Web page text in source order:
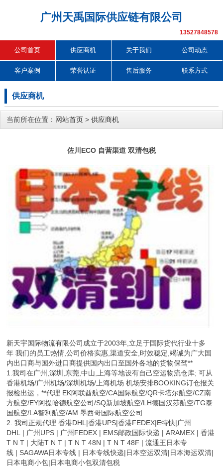
广州天禹国际供应链有限公司
13527848578
公司首页 供应商机 关于我们 公司动态
客户案例 荣誉认证 售后服务 联系方式
供应商机
当前所在位置： 网站首页 > 供应商机
佐川ECO 自营渠道 双清包税
新天宇国际物流有限公司成立于2003年,立足于国际货代行业十多
年 我们的员工热情,公司价格实惠,渠道安全,时效稳定,竭诚为广大国
内出口商与国外进口商提供国内出口至国外各地的货物保驾**
1.我司在广州,深圳,东莞,中山,上海等地设有自己空运物流仓库; 可从
香港机场/广州机场/深圳机场/上海机场 机场安排BOOKING订仓报关
报检出运，**代理 EK阿联酋航空/CA国际航空/QR卡塔尔航空/CZ南
方航空/EY阿提哈德航空公司/SQ新加坡航空/LH德国汉莎航空/TG泰
国航空/LA智利航空/AM 墨西哥国际航空公司
2. 我司正规代理 香港DHL|香港UPS|香港FEDEX|E特快|广州
DHL | 广州UPS | 广州FEDEX | EMS邮政国际快递 | ARAMEX | 香港
T N T | 大陆T N T | T N T 48N | T N T 48F | 流通王日本专
线 | SAGAWA日本专线 | 日本专线快递|日本空运双清|日本海运双清|
日本电商小包|日本电商小包双清包税